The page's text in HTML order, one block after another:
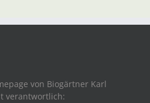
von Biogärtner Karl
verantwortlich: